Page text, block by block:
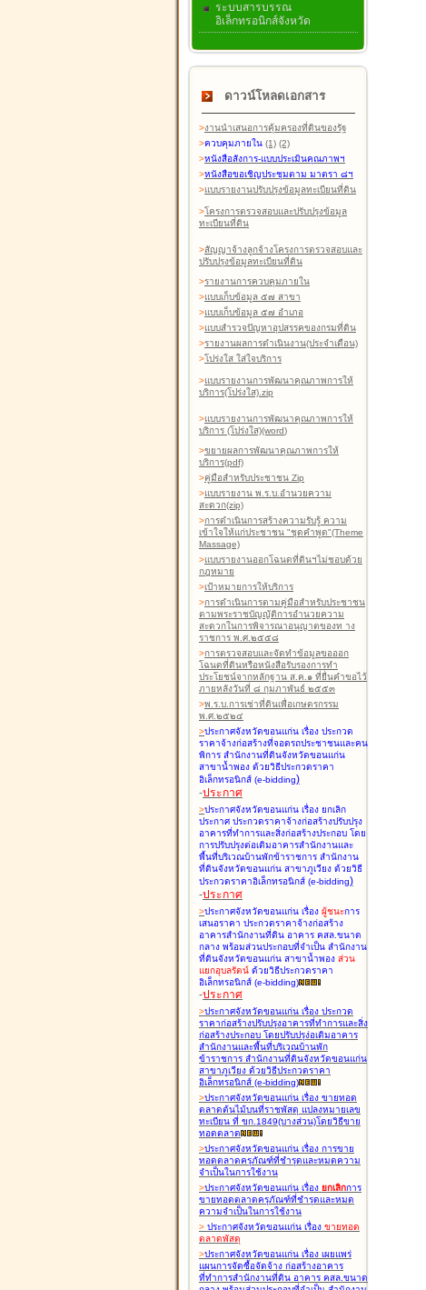
ระบบสารบรรณ
อิเล็กทรอนิกส์จังหวัด
ดาวน์โหลดเอกสาร
>งานนำเสนอการคุ้มครองที่ดินของรัฐ
>ควบคุมภายใน (1) (2)
>หนังสือสังการ-แบบประเมินคุณภาพฯ
>หนังสือขอเชิญประชุมตาม มาตรา ๘ฯ
>แบบรายงานปรับปรุงข้อมูลทะเบียนที่ดิน
>โครงการตรวจสอบและปรับปรุงข้อมูล
ทะเบียนที่ดิน
>สัญญาจ้างลูกจ้างโครงการตรวจสอบและ
ปรับปรุงข้อมูลทะเบียนที่ดิน
>รายงานการควบคุมภายใน
>แบบเก็บข้อมูล ๕๗ สาขา
>แบบเก็บข้อมูล ๕๗ อำเภอ
>แบบสำรวจปัญหาอุปสรรคของกรมที่ดิน
>รายงานผลการดำเนินงาน(ประจำเดือน)
>โปร่งใส ใส่ใจบริการ
>แบบรายงานการพัฒนาคุณภาพการให้
บริการ(โปร่งใส).zip
>แบบรายงานการพัฒนาคุณภาพการให้
บริการ (โปร่งใส)(word)
>ขยายผลการพัฒนาคุณภาพการให้
บริการ(pdf)
>คู่มือสำหรับประชาชน Zip
>แบบรายงาน พ.ร.บ.อำนวยความ
สะดวก(zip)
>การดำเนินการสร้างความรับรู้ ความ
เข้าใจให้แก่ประชาชน "ชุดคำพูด"(Theme
Massage)
>แบบรายงานออกโฉนดที่ดินฯไม่ชอบด้วย
กฎหมาย
>เป้าหมายการให้บริการ
>การดำเนินการตามคู่มือสำหรับประชาชน
ตามพระราชบัญญัติการอำนวยความ
สะดวกในการพิจารณาอนุญาตของท าง
ราชการ พ.ศ.๒๕๕๘
>การตรวจสอบและจัดทำข้อมูลขอออก
โฉนดที่ดินหรือหนังสือรับรองการทำ
ประโยชน์จากหลักฐาน ส.ค.๑ ที่ยื่นคำขอไว้
ภายหลังวันที่ ๘ กุมภาพันธ์ ๒๕๕๓
>พ.ร.บ.การเช่าที่ดินเพื่อเกษตรกรรม
พ.ศ.๒๕๒๔
>ประกาศจังหวัดขอนแก่น เรื่อง ประกวด
ราคาจ้างก่อสร้างที่จอดรถประชาชนและคน
พิการ สำนักงานที่ดินจังหวัดขอนแก่น
สาขาน้ำพอง ด้วยวิธีประกวดราคา
อิเล็กทรอนิกส์ (e-bidding)
-ประกาศ
>ประกาศจังหวัดขอนแก่น เรื่อง ยกเลิก
ประกาศ ประกวดราคาจ้างก่อสร้างปรับปรุง
อาคารที่ทำการและสิ่งก่อสร้างประกอบ โดย
การปรับปรุงต่อเติมอาคารสำนักงานและ
พื้นที่บริเวณบ้านพักข้าราชการ สำนักงาน
ที่ดินจังหวัดขอนแก่น สาขาภูเวียง ด้วยวิธี
ประกวดราคาอิเล็กทรอนิกส์ (e-bidding)
-ประกาศ
>ประกาศจังหวัดขอนแก่น เรื่อง ผู้ชนะการ
เสนอราคา ประกวดราคาจ้างก่อสร้าง
อาคารสำนักงานที่ดิน อาคาร คสล.ขนาด
กลาง พร้อมส่วนประกอบที่จำเป็น สำนักงาน
ที่ดินจังหวัดขอนแก่น สาขาน้ำพอง ส่วน
แยกอุบลรัตน์ ด้วยวิธีประกวดราคา
อิเล็กทรอนิกส์ (e-bidding)
-ประกาศ
>ประกาศจังหวัดขอนแก่น เรื่อง ประกวด
ราคาก่อสร้างปรับปรุงอาคารที่ทำการและสิ่ง
ก่อสร้างประกอบ โดยปรับปรุง่อเติมอาคาร
สำนักงานและพื้นที่บริเวณบ้านพัก
ข้าราชการ สำนักงานที่ดินจังหวัดขอนแก่น
สาขาภูเวียง ด้วยวิธีประกวดราคา
อิเล็กทรอนิกส์ (e-bidding)
>ประกาศจังหวัดขอนแก่น เรื่อง ขายทอด
ตลาดต้นไม้บนที่ราชพัสดุ แปลงหมายเลข
ทะเบียน ที่ ขก.1849(บางส่วน)โดยวิธีขาย
ทอดตลาด
>ประกาศจังหวัดขอนแก่น เรื่อง การขาย
ทอดตลาดครุภัณฑ์ที่ชำรุดและหมดความ
จำเป็นในการใช้งาน
>ประกาศจังหวัดขอนแก่น เรื่อง ยกเลิกการ
ขายทอดตลาดครุภัณฑ์ที่ชำรุดและหมด
ความจำเป็นในการใช้งาน
> ประกาศจังหวัดขอนแก่น เรื่อง ขายทอด
ตลาดพัสดุ
>ประกาศจังหวัดขอนแก่น เรื่อง เผยแพร่
แผนการจัดซื้อจัดจ้าง ก่อสร้างอาคาร
ที่ทำการสำนักงานที่ดิน อาคาร คสล.ขนาด